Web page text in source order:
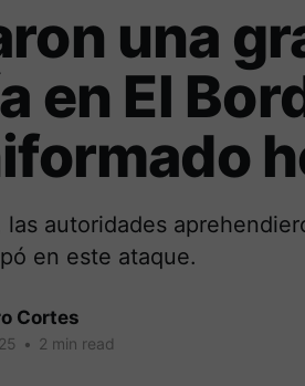
una
en El
las autoridades
en este ataque.
Cortes
• 2 min read